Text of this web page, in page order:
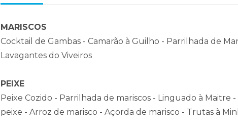
MARISCOS
Cocktail de Gambas - Camarão à Guilho - Parrilhada de
Lavagantes do Viveiros
PEIXE
Peixe Cozido - Parrilhada de mariscos - Linguado à Maitre
peixe - Arroz de marisco - Açorda de marisco - Trutas à